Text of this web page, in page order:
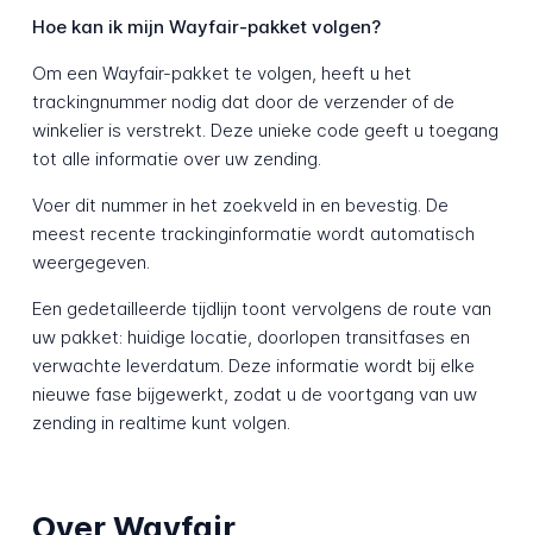
Hoe kan ik mijn Wayfair-pakket volgen?
Om een Wayfair-pakket te volgen, heeft u het
trackingnummer nodig dat door de verzender of de
winkelier is verstrekt. Deze unieke code geeft u toegang
tot alle informatie over uw zending.
Voer dit nummer in het zoekveld in en bevestig. De
meest recente trackinginformatie wordt automatisch
weergegeven.
Een gedetailleerde tijdlijn toont vervolgens de route van
uw pakket: huidige locatie, doorlopen transitfases en
verwachte leverdatum. Deze informatie wordt bij elke
nieuwe fase bijgewerkt, zodat u de voortgang van uw
zending in realtime kunt volgen.
Over Wayfair